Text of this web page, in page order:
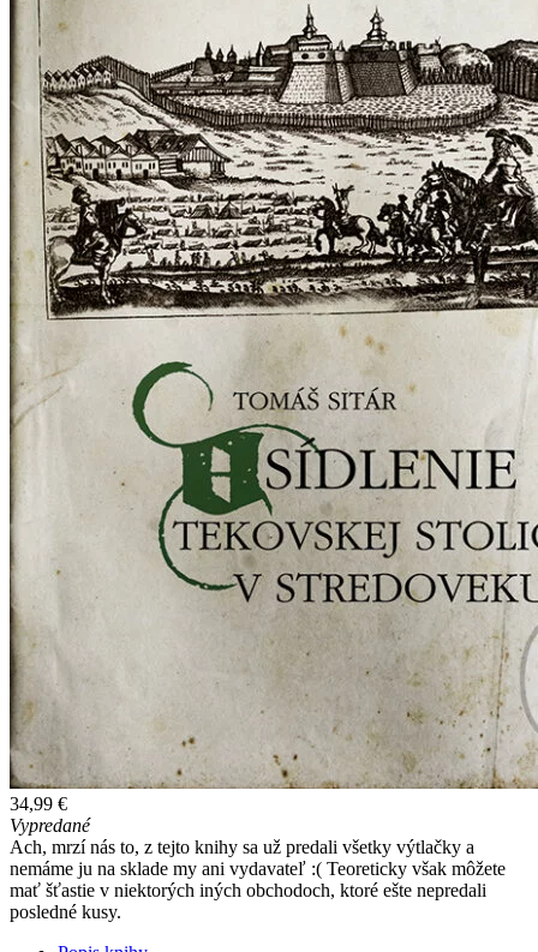
34,99 €
Vypredané
Ach, mrzí nás to, z tejto knihy sa už predali všetky výtlačky a
nemáme ju na sklade my ani vydavateľ :( Teoreticky však môžete
mať šťastie v niektorých iných obchodoch, ktoré ešte nepredali
posledné kusy.